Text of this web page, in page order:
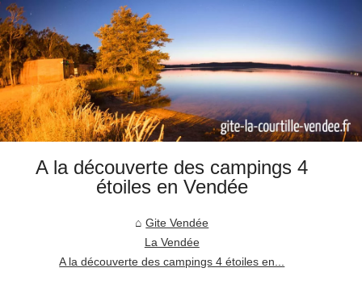
A la découverte des campings 4
étoiles en Vendée
Gite Vendée
La Vendée
A la découverte des campings 4 étoiles en...